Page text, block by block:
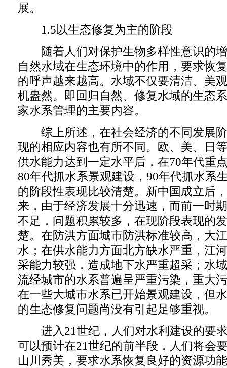
展。
1.5以生态修复为主的阶段
随着人们对保护生物多样性意识的增
自然水域在生态环境中的作用，要求恢
的呼声越来越高。水域不仅要清洁、美
机盎然。即回归自然、修复水域的生态
家水系管理的主要内容。
综上所述，在社会经济的不同发展阶
现的相应内容也有所不同。欧、美、日
供水能力达到一定水平后，在70年代重
80年代抓水系景观建设，90年代抓水系
的阶段性表现比较清楚。新中国成立后
来，由于经济发展十分迅速，而前一时
不足，问题积累较多，在现阶段表现的
楚。在防洪方面城市防洪标准较高，大
水；在供水能力方面北方缺水严重，江
采能力较强，造成地下水严重超采；水
流经城市的水系普遍呈严重污染，重大
在一些大城市水系已开始景观建设，但
的生态修复问题尚没有引起足够重视。
进入21世纪，人们对水利建设的要
可以预计在21世纪的前半段，人们将会
山川秀美，要求水系恢复良好的资源功